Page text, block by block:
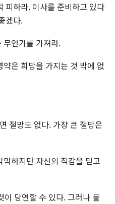
피하라. 이사를 준비하고 있다
겠다.
무언가를 가져라.
은 희망을 가지는 것 밖에 없
절망도 없다. 가장 큰 절망은
하지만 자신의 직감을 믿고
당연할 수 있다. 그러나 물